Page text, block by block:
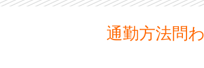
通勤方法問